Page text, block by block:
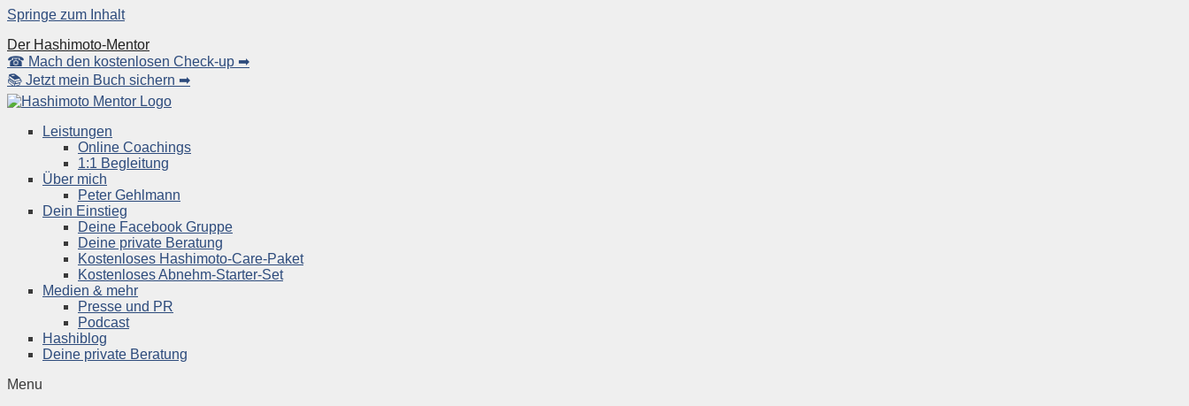
Springe zum Inhalt
Der Hashimoto-Mentor
☎ Mach den kostenlosen Check-up ➡
📚 Jetzt mein Buch sichern ➡
Leistungen
Online Coachings
1:1 Begleitung
Über mich
Peter Gehlmann
Dein Einstieg
Deine Facebook Gruppe
Deine private Beratung
Kostenloses Hashimoto-Care-Paket
Kostenloses Abnehm-Starter-Set
Medien & mehr
Presse und PR
Podcast
Hashiblog
Deine private Beratung
Menu